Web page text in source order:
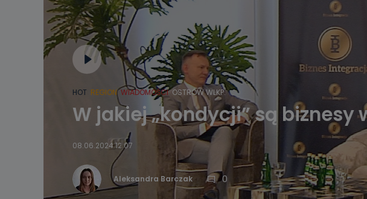
HOT REGION WIADOMOŚCI OSTRÓW WLKP.
W jakiej „kondycji” są biznesy
08.06.2024 12:07
Aleksandra Barczak 0